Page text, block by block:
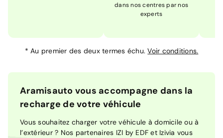
dans nos centres par nos
experts
*Au premier des deux termes échu.Voir conditions.
Aramisauto vous accompagne dans la
recharge de votre véhicule
Vous souhaitez charger votre véhicule à domicile ou à
l’extérieur ? Nos partenaires IZI by EDF et Izivia vous